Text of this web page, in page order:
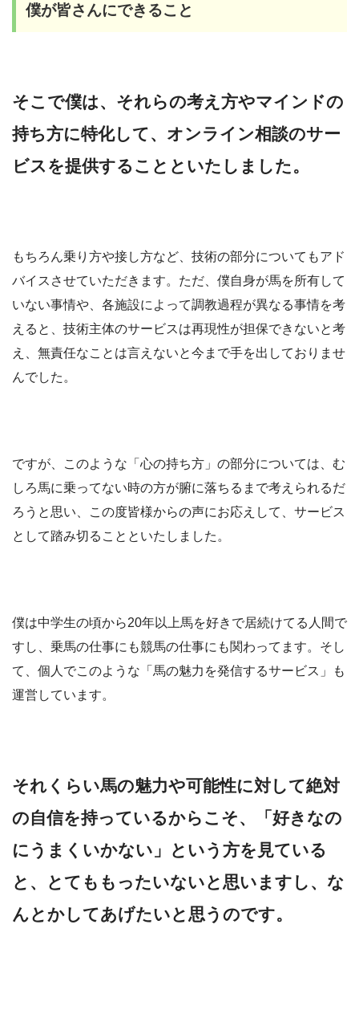
僕が皆さんにできること
そこで僕は、それらの考え方やマインドの
持ち方に特化して、オンライン相談のサー
ビスを提供することといたしました。
もちろん乗り方や接し方など、技術の部分についてもアド
バイスさせていただきます。ただ、僕自身が馬を所有して
いない事情や、各施設によって調教過程が異なる事情を考
えると、技術主体のサービスは再現性が担保できないと考
え、無責任なことは言えないと今まで手を出しておりませ
んでした。
ですが、このような「心の持ち方」の部分については、む
しろ馬に乗ってない時の方が腑に落ちるまで考えられるだ
ろうと思い、この度皆様からの声にお応えして、サービス
として踏み切ることといたしました。
僕は中学生の頃から20年以上馬を好きで居続けてる人間で
すし、乗馬の仕事にも競馬の仕事にも関わってます。そし
て、個人でこのような「馬の魅力を発信するサービス」も
運営しています。
それくらい馬の魅力や可能性に対して絶対
の自信を持っているからこそ、「好きなの
にうまくいかない」という方を見ている
と、とてももったいないと思いますし、な
んとかしてあげたいと思うのです。